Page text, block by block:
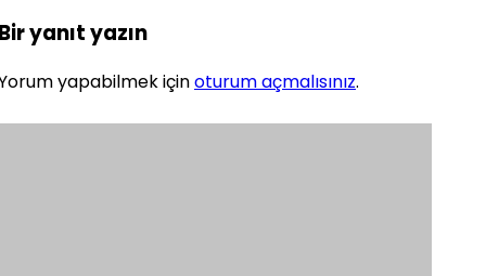
yanıt yazın
yapabilmek içinoturum açmalısınız.